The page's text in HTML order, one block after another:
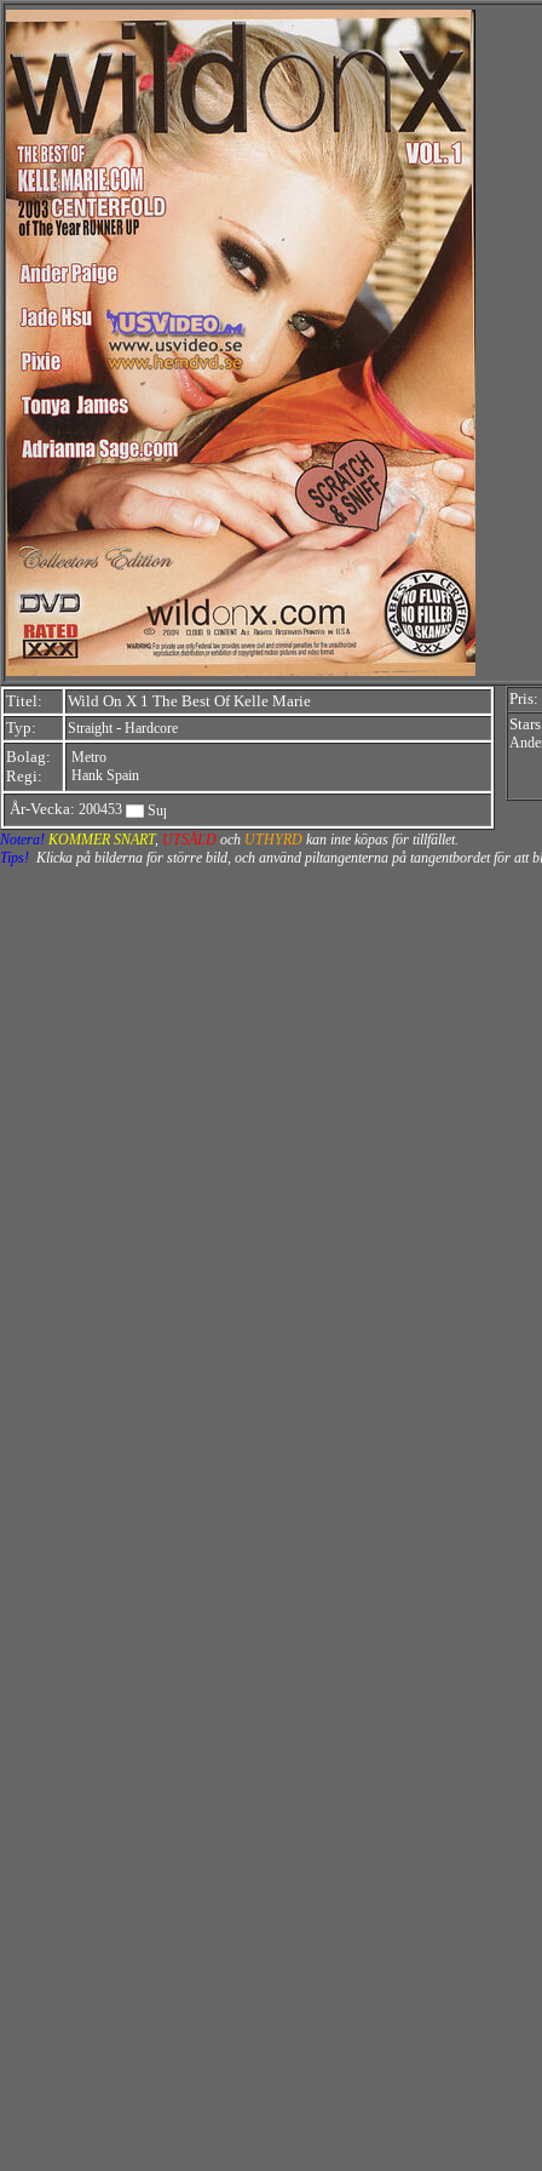
Titel:
Wild On X 1 The Best Of Kelle Marie
Typ:
Straight - Hardcore
Bolag:
Regi:
Metro
Hank Spain
År-Vecka: 200453
Notera! KOMMER SNART, UTSÅLD och UTHYRD kan inte köpas för tillfället.
Tips! Klicka på bilderna för större bild, och använd piltangenterna på tangentbordet för att